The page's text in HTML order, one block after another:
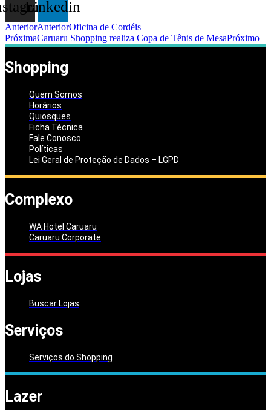
Linkedin
AnteriorAnteriorOficina de Cordéis
PróximaCaruaru Shopping realiza Copa de Tênis de MesaPróximo
Shopping
Quem Somos
Horários
Quiosques
Ficha Técnica
Fale Conosco
Políticas
Lei Geral de Proteção de Dados – LGPD
Complexo
WA Hotel Caruaru
Caruaru Corporate
Lojas
Buscar Lojas
Serviços
Serviços do Shopping
Lazer